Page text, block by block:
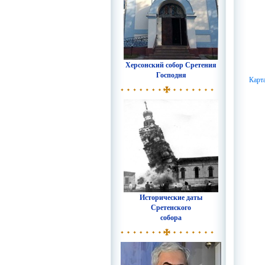
Херсонский собор Сретения
Господня
Исторические даты
Сретенского
собора